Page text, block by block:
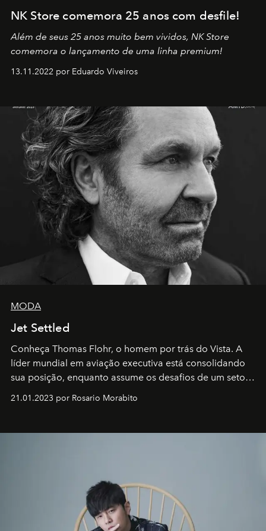
NK Store comemora 25 anos com desfile!
Além de seus 25 anos muito bem vividos, NK Store
comemora o lançamento de uma linha premium!
13.11.2022 por Eduardo Viveiros
MODA
Jet Settled
Conheça Thomas Flohr, o homem por trás do Vista. A
líder mundial em aviação executiva está consolidando
sua posição, enquanto assume os desafios de um setor
em rápida evolução e redefinindo o conceito de luxo
21.01.2023 por Rosario Morabito